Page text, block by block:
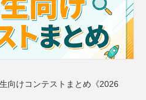
向けコンテストまとめ《2026